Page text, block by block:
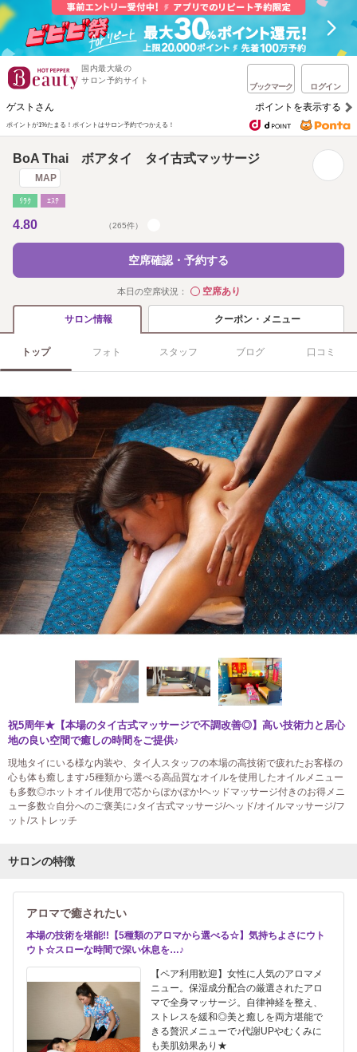
国内最大級の
サロン予約サイト
ブックマーク ログイン
ゲストさん ポイントを表示する
ポイントが1%たまる！ ポイントはサロン予約でつかえる！
BoA Thai ボアタイ タイ古式マッサージ
MAP
ﾘﾗｸ ｴｽﾃ
4.80 （265件）
空席確認・予約する
本日の空席状況： ◯空席あり
サロン情報 クーポン・メニュー
トップ フォト スタッフ ブログ 口コミ
祝5周年★【本場のタイ古式マッサージで不調改善◎】高い技術力と居心
地の良い空間で癒しの時間をご提供♪
現地タイにいる様な内装や、タイ人スタッフの本場の高技術で疲れたお客様の
心も体も癒します♪5種類から選べる高品質なオイルを使用したオイルメニュー
も多数◎ホットオイル使用で芯からぽかぽか!ヘッドマッサージ付きのお得メニ
ュー多数☆自分へのご褒美に♪タイ古式マッサージ/ヘッド/オイルマッサージ/フ
ット/ストレッチ
サロンの特徴
アロマで癒されたい
本場の技術を堪能!!【5種類のアロマから選べる☆】気持ちよさにウト
ウト☆スローな時間で深い休息を…♪
【ペア利用歓迎】女性に人気のアロマメ
ニュー。保湿成分配合の厳選されたアロ
マで全身マッサージ。自律神経を整え、
ストレスを緩和◎美と癒しを両方堪能で
きる贅沢メニューで♪代謝UPやむくみに
も美肌効果あり★